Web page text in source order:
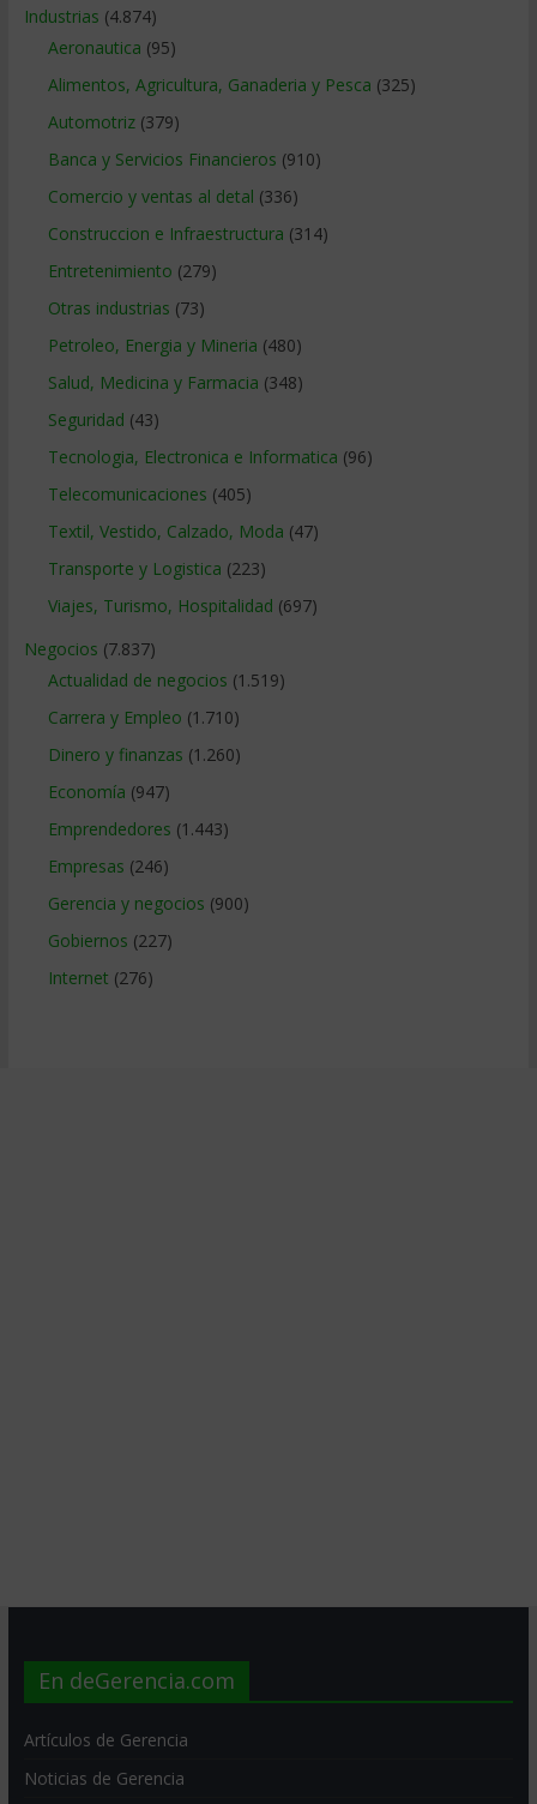
Industrias (4.874)
Aeronautica (95)
Alimentos, Agricultura, Ganaderia y Pesca (325)
Automotriz(379)
Banca y Servicios Financieros (910)
Comercio y ventas al detal (336)
Construccion e Infraestructura (314)
Entretenimiento (279)
Otras industrias (73)
Petroleo, Energia y Mineria (480)
Salud, Medicina y Farmacia (348)
Seguridad (43)
Tecnologia, Electronica e Informatica (96)
Telecomunicaciones (405)
Textil, Vestido, Calzado, Moda (47)
Transporte y Logistica (223)
Viajes, Turismo, Hospitalidad (697)
Negocios (7.837)
Actualidad de negocios (1.519)
Carrera y Empleo (1.710)
Dinero y finanzas (1.260)
Economía (947)
Emprendedores (1.443)
Empresas (246)
Gerencia y negocios (900)
Gobiernos (227)
Internet (276)
En deGerencia.com
Artículos de Gerencia
Noticias de Gerencia